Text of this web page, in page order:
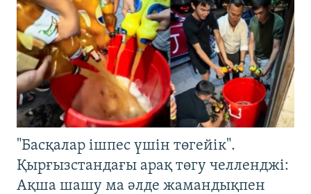
"Басқалар ішпес үшін төгейік".
Қырғызстандағы арақ төгу челленджі:
Ақша шашу ма әлде жамандықпен